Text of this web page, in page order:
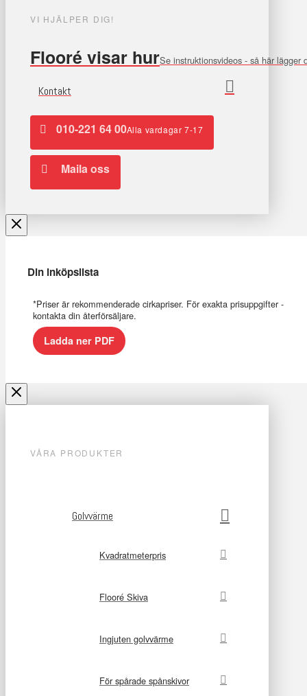
VI HJÄLPER DIG!
Flooré visar hurSe instruktionsvideos - så här lägger
Kontakt
010-221 64 00Alla vardagar 7-17
Maila oss
Din inköpslista
*Priser är rekommenderade cirkapriser. För exakta prisuppgifter -
kontakta din återförsäljare.
Ladda ner PDF
VÅRA PRODUKTER
Golvvärme
Kvadratmeterpris
Flooré Skiva
Ingjuten golvvärme
För spårade spånskivor